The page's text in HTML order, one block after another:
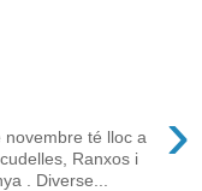
›
novembre té lloc a
Ranxos i
. Diverse...